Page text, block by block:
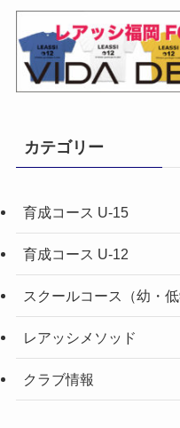
カテゴリー
育成コース U-15
育成コース U-12
スクールコース（幼・低
レアッシメソッド
クラブ情報